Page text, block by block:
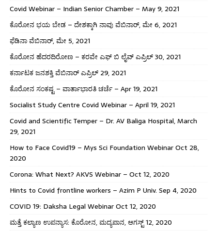
Covid Webinar – Indian Senior Chamber – May 9, 2021
ಕೊರೋನ ಭಯ ಬೇಡ – ದೇಶಕ್ಕಾಗಿ ನಾವು ವೆಬಿನಾರ್, ಮೇ 6, 2021
ಫೆಡಿನಾ ವೆಬಿನಾರ್, ಮೇ 5, 2021
ಕೊರೋನ ಹೆದರದಿರೋಣ – ಕರವೇ ಎಫ್ ಬಿ ಲೈವ್ ಎಪ್ರಿಲ್ 30, 2021
ಕರ್ನಾಟಕ ಜನಶಕ್ತಿ ವೆಬಿನಾರ್ ಎಪ್ರಿಲ್ 29, 2021
ಕೊರೋನ ಸಂಕಷ್ಟ – ವಾರ್ತಾಭಾರತಿ ಚರ್ಚೆ – Apr 19, 2021
Socialist Study Centre Covid Webinar – April 19, 2021
Covid and Scientific Temper – Dr. AV Baliga Hospital, March
29, 2021
How to Face Covid19 – Mys Sci Foundation Webinar Oct 28,
2020
Corona: What Next? AKVS Webinar – Oct 12, 2020
Hints to Covid frontline workers – Azim P Univ. Sep 4, 2020
COVID 19: Daksha Legal Webinar Oct 12, 2020
ಮತ್ತೆ ಕಲ್ಯಾಣ ಉಪನ್ಯಾಸ: ಕೊರೋನ, ಮದ್ಯಪಾನ, ಆಗಸ್ಟ್ 12, 2020